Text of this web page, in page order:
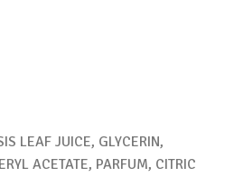
LEAF JUICE, GLYCERIN,
ACETATE, PARFUM, CITRIC